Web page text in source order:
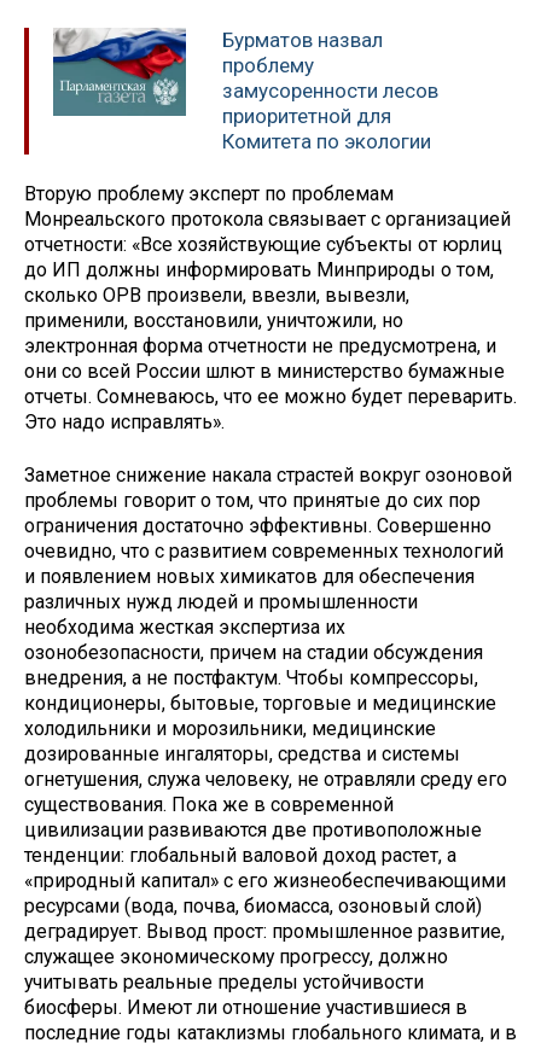
Бурматов назвал
проблему
замусоренности лесов
приоритетной для
Комитета по экологии
Вторую проблему эксперт по проблемам
Монреальского протокола связывает с организацией
отчетности: «Все хозяйствующие субъекты от юрлиц
до ИП должны информировать Минприроды о том,
сколько ОРВ произвели, ввезли, вывезли,
применили, восстановили, уничтожили, но
электронная форма отчетности не предусмотрена, и
они со всей России шлют в министерство бумажные
отчеты. Сомневаюсь, что ее можно будет переварить.
Это надо исправлять».
Заметное снижение накала страстей вокруг озоновой
проблемы говорит о том, что принятые до сих пор
ограничения достаточно эффективны. Совершенно
очевидно, что с развитием современных технологий
и появлением новых химикатов для обеспечения
различных нужд людей и промышленности
необходима жесткая экспертиза их
озонобезопасности, причем на стадии обсуждения
внедрения, а не постфактум. Чтобы компрессоры,
кондиционеры, бытовые, торговые и медицинские
холодильники и морозильники, медицинские
дозированные ингаляторы, средства и системы
огнетушения, служа человеку, не отравляли среду его
существования. Пока же в современной
цивилизации развиваются две противоположные
тенденции: глобальный валовой доход растет, а
«природный капитал» с его жизнеобеспечивающими
ресурсами (вода, почва, биомасса, озоновый слой)
деградирует. Вывод прост: промышленное развитие,
служащее экономическому прогрессу, должно
учитывать реальные пределы устойчивости
биосферы. Имеют ли отношение участившиеся в
последние годы катаклизмы глобального климата, и в